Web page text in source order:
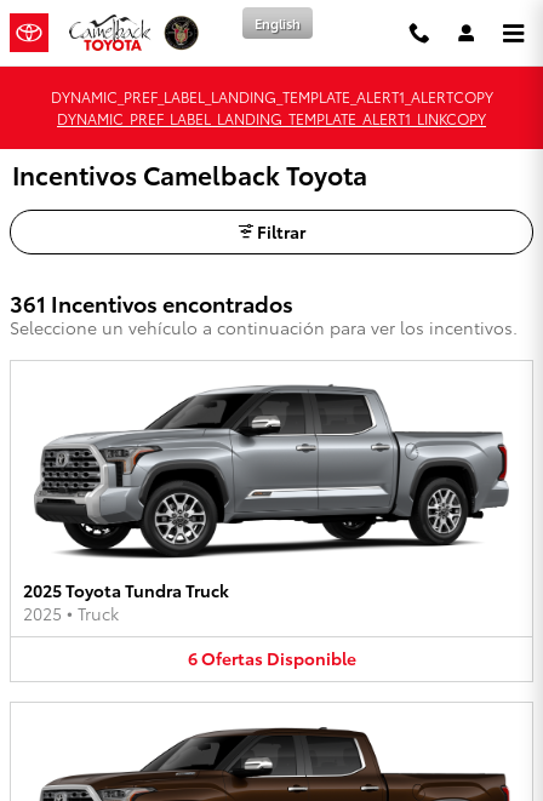
Saltar al contenido principal English
DYNAMIC_PREF_LABEL_LANDING_TEMPLATE_ALERT1_ALERTCOPY
DYNAMIC_PREF_LABEL_LANDING_TEMPLATE_ALERT1_LINKCOPY
Incentivos Camelback Toyota
Filtrar
361 Incentivos encontrados
Seleccione un vehículo a continuación para ver los incentivos.
2025 Toyota Tundra Truck
2025 • Truck
6Ofertas Disponible